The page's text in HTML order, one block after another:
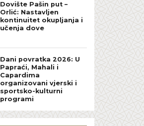
Dovište Pašin put –
Orlić: Nastavljen
kontinuitet okupljanja i
učenja dove
Dani povratka 2026: U
Papraći, Mahali i
Capardima
organizovani vjerski i
sportsko-kulturni
programi